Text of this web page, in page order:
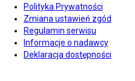
Polityka Prywatności
Zmiana ustawień zgód
Regulamin serwisu
Informacje o nadawcy
Deklaracja dostępności